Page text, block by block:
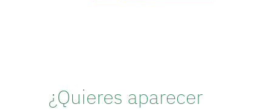
¿Quieres aparecer